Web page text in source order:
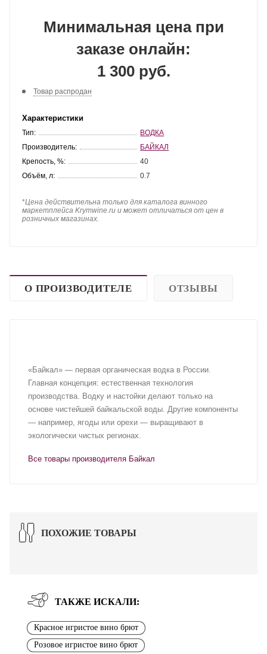
Минимальная цена при
заказе онлайн:
1 300 руб.
Товар распродан
Характеристики
Тип:
ВОДКА
Производитель:
БАЙКАЛ
Крепость, %:
40
Объём, л:
0.7
*Цена действительна только для каталога винного
маркетплейса Krymwine.ru и может отличаться от цен в
розничных магазинах.
О ПРОИЗВОДИТЕЛЕ ОТЗЫВЫ
«Байкал» — первая органическая водка в России.
Главная концепция: естественная технология
производства. Водку и настойки делают только на
основе чистейшей байкальской воды. Другие компоненты
— например, ягоды или орехи — выращивают в
экологически чистых регионах.
Все товары производителя Байкал
ПОХОЖИЕ ТОВАРЫ
ТАКЖЕ ИСКАЛИ:
Красное игристое вино брют
Розовое игристое вино брют